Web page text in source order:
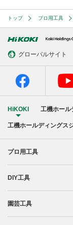
トップ プロ用工具
グローバルサイト
HiKOKI 工機ホール
工機ホールディングス
プロ用工具
リチウムイオンコード
ブラシレスモーター
DIY工具
穴あけ・締付け
園芸工具